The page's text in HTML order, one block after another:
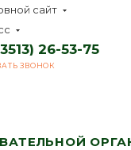
сайт
26-53-75
ЗВОНОК